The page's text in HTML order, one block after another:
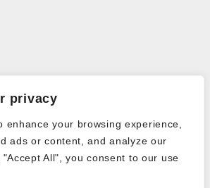
privacy
enhance your browsing experience,
ads or content, and analyze our
All", you consent to our use